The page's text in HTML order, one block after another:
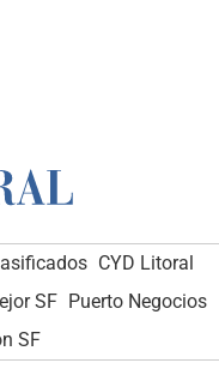
CYD Litoral
SF Puerto Negocios
SF